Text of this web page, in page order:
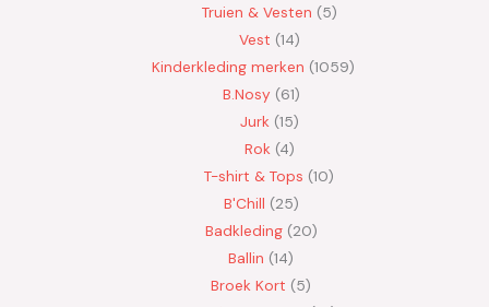
Truien & Vesten 5
Vest 14
Kinderkleding merken 1059
B.Nosy 61
Jurk 15
Rok 4
T-shirt & Tops 10
B'Chill 25
Badkleding 20
Ballin 14
Broek Kort 5